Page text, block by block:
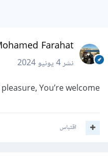
variable).
Farahat
نشر4 يونيو 2024
pleasure, You’re welcome!
اقتباس